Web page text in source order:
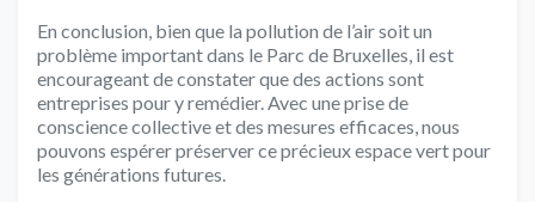
En conclusion, bien que la pollution de l’air soit un
problème important dans le Parc de Bruxelles, il est
encourageant de constater que des actions sont
entreprises pour y remédier. Avec une prise de
conscience collective et des mesures efficaces, nous
pouvons espérer préserver ce précieux espace vert pour
les générations futures.